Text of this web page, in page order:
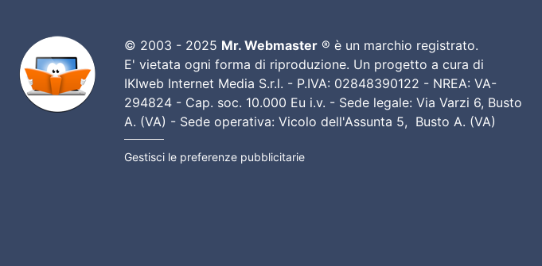
© 2003 - 2025 Mr. Webmaster® è un marchio registrato.
E' vietata ogni forma di riproduzione. Un progetto a cura di
IKIweb Internet Media S.r.l. - P.IVA: 02848390122 - NREA: VA-
294824 - Cap. soc. 10.000 Eu i.v. - Sede legale: Via Varzi 6, Busto
A. (VA) - Sede operativa: Vicolo dell'Assunta 5, Busto A. (VA)
Gestisci le preferenze pubblicitarie